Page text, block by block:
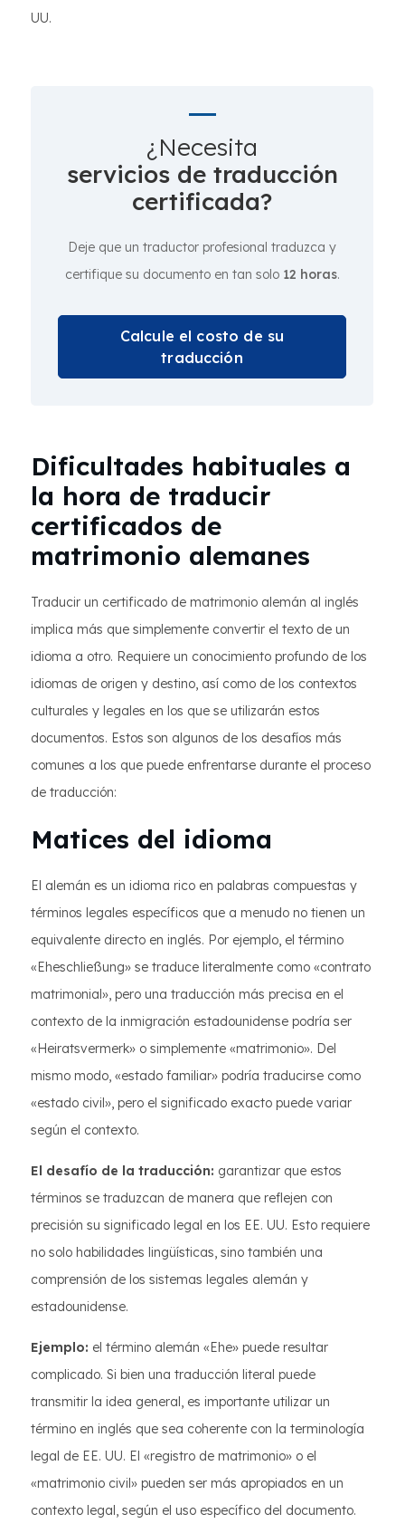
UU.
¿Necesita
servicios de traducción
certificada?
Deje que un traductor profesional traduzca y
certifique su documento en tan solo 12 horas.
Calcule el costo de su
traducción
Dificultades habituales a
la hora de traducir
certificados de
matrimonio alemanes
Traducir un certificado de matrimonio alemán al inglés
implica más que simplemente convertir el texto de un
idioma a otro. Requiere un conocimiento profundo de los
idiomas de origen y destino, así como de los contextos
culturales y legales en los que se utilizarán estos
documentos. Estos son algunos de los desafíos más
comunes a los que puede enfrentarse durante el proceso
de traducción:
Matices del idioma
El alemán es un idioma rico en palabras compuestas y
términos legales específicos que a menudo no tienen un
equivalente directo en inglés. Por ejemplo, el término
«Eheschließung» se traduce literalmente como «contrato
matrimonial», pero una traducción más precisa en el
contexto de la inmigración estadounidense podría ser
«Heiratsvermerk» o simplemente «matrimonio». Del
mismo modo, «estado familiar» podría traducirse como
«estado civil», pero el significado exacto puede variar
según el contexto.
El desafío de la traducción: garantizar que estos
términos se traduzcan de manera que reflejen con
precisión su significado legal en los EE. UU. Esto requiere
no solo habilidades lingüísticas, sino también una
comprensión de los sistemas legales alemán y
estadounidense.
Ejemplo: el término alemán «Ehe» puede resultar
complicado. Si bien una traducción literal puede
transmitir la idea general, es importante utilizar un
término en inglés que sea coherente con la terminología
legal de EE. UU. El «registro de matrimonio» o el
«matrimonio civil» pueden ser más apropiados en un
contexto legal, según el uso específico del documento.